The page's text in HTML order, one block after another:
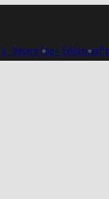
📱 Unsere App⭐ Exklusives